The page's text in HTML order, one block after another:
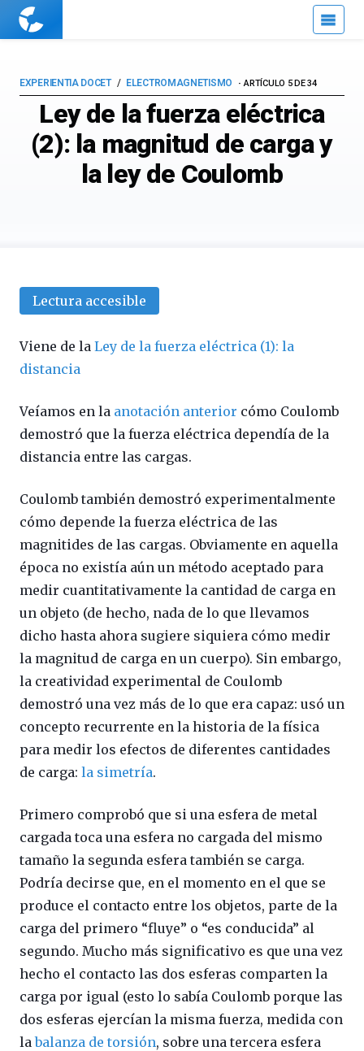
Cuaderno
Ley de la fuerza eléctrica
(2): la magnitud de carga y
la ley de Coulomb
EXPERIENTIA DOCET ELECTROMAGNETISMO ARTÍCULO 5 DE 34
Lectura accesible
Viene de la Ley de la fuerza eléctrica (1): la
distancia
Veíamos en la anotación anterior cómo Coulomb
demostró que la fuerza eléctrica dependía de la
distancia entre las cargas.
Coulomb también demostró experimentalmente
cómo depende la fuerza eléctrica de las
magnitides de las cargas. Obviamente en aquella
época no existía aún un método aceptado para
medir cuantitativamente la cantidad de carga en
un objeto (de hecho, nada de lo que llevamos
dicho hasta ahora sugiere siquiera cómo medir
la magnitud de carga en un cuerpo). Sin embargo,
la creatividad experimental de Coulomb
demostró una vez más de lo que era capaz: usó un
concepto recurrente en la historia de la física
para medir los efectos de diferentes cantidades
de carga: la simetría.
Primero comprobó que si una esfera de metal
cargada toca una esfera no cargada del mismo
tamaño la segunda esfera también se carga.
Podría decirse que, en el momento en el que se
produce el contacto entre los objetos, parte de la
carga del primero “fluye” o “es conducida” al
segundo. Mucho más significativo es que una vez
hecho el contacto las dos esferas comparten la
carga por igual (esto lo sabía Coulomb porque las
dos esferas ejercían la misma fuerza, medida con
labalanza de torsión, sobre una tercera esfera